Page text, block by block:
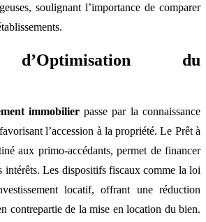
soulignant l’importance de comparer
d’Optimisation du
immobilierpasse par la connaissance
l’accession à la propriété. Le Prêt à
aux primo-accédants, permet de financer
intérêts. Les dispositifs fiscaux comme la loi
locatif, offrant une réduction
contrepartie de la mise en location du bien.